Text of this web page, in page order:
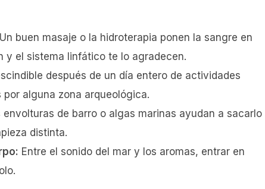
Un buen masaje o la hidroterapia ponen la sangre en
y el sistema linfático te lo agradecen.
después de un día entero de actividades
alguna zona arqueológica.
envolturas de barro o algas marinas ayudan a sacarlo
distinta.
Entre el sonido del mar y los aromas, entrar en